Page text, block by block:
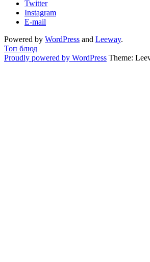
Twitter
Instagram
E-mail
Powered by WordPress and Leeway.
Топ блюд
Proudly powered by WordPress Theme: